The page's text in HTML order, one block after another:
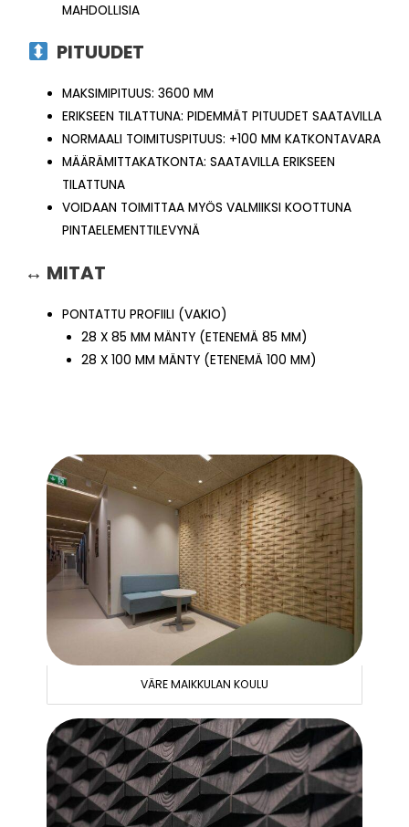
MAHDOLLISIA
PITUUDET
MAKSIMIPITUUS: 3600 MM
ERIKSEEN TILATTUNA: PIDEMMÄT PITUUDET SAATAVILLA
NORMAALI TOIMITUSPITUUS: +100 MM KATKONTAVARA
MÄÄRÄMITTAKATKONTA: SAATAVILLA ERIKSEEN
TILATTUNA
VOIDAAN TOIMITTAA MYÖS VALMIIKSI KOOTTUNA
PINTAELEMENTTILEVYNÄ
↔ MITAT
PONTATTU PROFIILI (VAKIO)
28 X 85 MM MÄNTY (ETENEMÄ 85 MM)
28 X 100 MM MÄNTY (ETENEMÄ 100 MM)
VÄRE MAIKKULAN KOULU